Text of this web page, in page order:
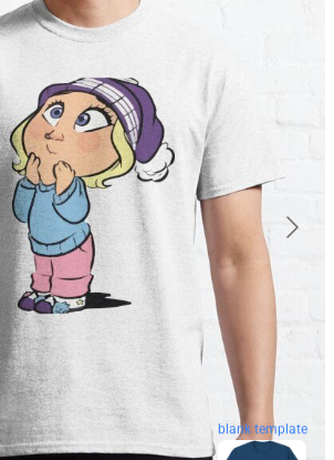
blank template